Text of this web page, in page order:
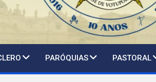
PARÓQUIAS PASTORAL